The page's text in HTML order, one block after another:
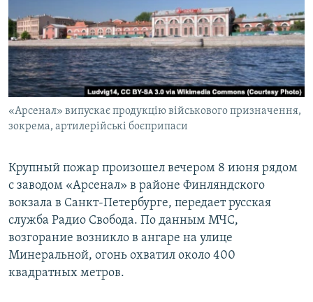
ПОБЕДИТЕЛЕЙ НЕ СУДЯТ?
КРЫМ.НЕПОКОРЕННЫЙ
ELIFBE
УКРАИНСКАЯ ПРОБЛЕМА КРЫМА
ПРИСОЕДИНЯЙТЕСЬ!
Все сайты RFE/RL
«Арсенал» випускає продукцію військового призначення,
зокрема, артилерійські боєприпаси
Крупный пожар произошел вечером 8 июня рядом
с заводом «Арсенал» в районе Финляндского
вокзала в Санкт-Петербурге, передает русская
служба Радио Свобода. По данным МЧС,
возгорание возникло в ангаре на улице
Минеральной, огонь охватил около 400
квадратных метров.